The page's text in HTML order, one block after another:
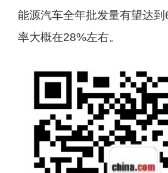
能源汽车全年批发量有望达
率大概在28%左右。